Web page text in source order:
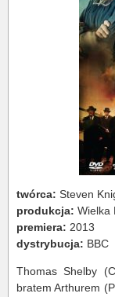
twórca: Steven
produkcja: Wielka
premiera: 2013
dystrybucja: BBC
Thomas Shelby
bratem Arthurem